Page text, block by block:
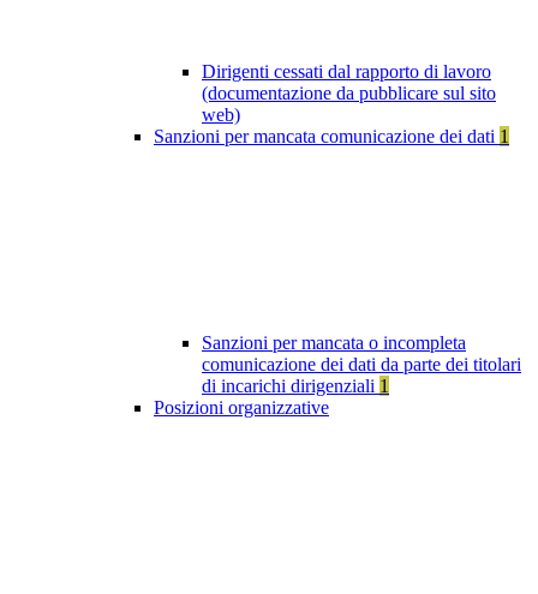
Dirigenti cessati dal rapporto di lavoro
(documentazione da pubblicare sul sito
web)
Sanzioni per mancata comunicazione dei dati 1
Sanzioni per mancata o incompleta
comunicazione dei dati da parte dei titolari
di incarichi dirigenziali 1
Posizioni organizzative